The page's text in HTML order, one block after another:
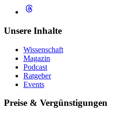
Unsere Inhalte
Wissenschaft
Magazin
Podcast
Ratgeber
Events
Preise & Vergünstigungen